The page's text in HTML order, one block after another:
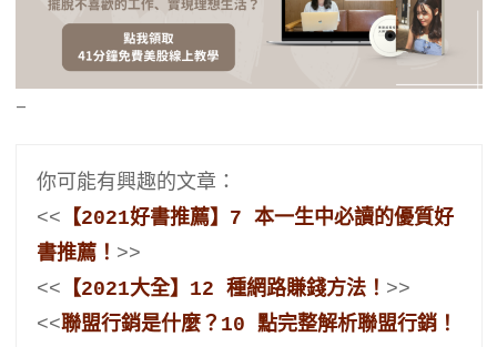
–
你可能有興趣的文章：
<< 【2021好書推薦】7 本一生中必讀的優質好
書推薦！ >>
<< 【2021大全】12 種網路賺錢方法！ >>
<<聯盟行銷是什麼？10 點完整解析聯盟行銷！